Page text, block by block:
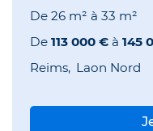
De 26 m² à 33 m²
De 113 000 € à 145
Reims Laon Nord